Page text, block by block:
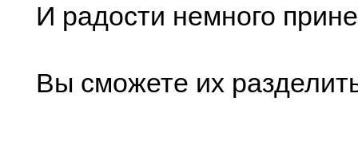
И радости немного
Вы сможете их